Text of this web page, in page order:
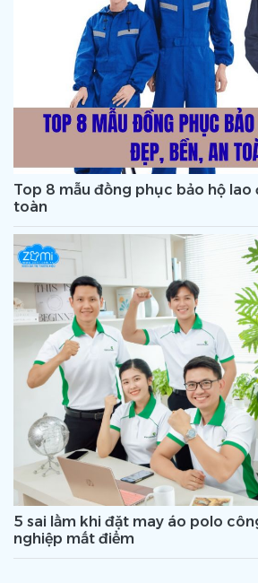
Top 8 mẫu đồng phục bảo hộ lao
toàn
5 sai lầm khi đặt may áo polo
nghiệp mất điểm